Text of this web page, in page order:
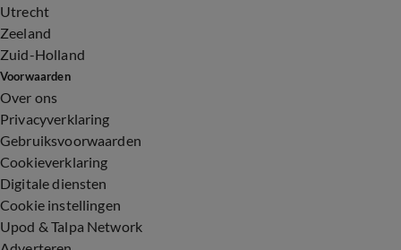
Utrecht
Zeeland
Zuid-Holland
Voorwaarden
Over ons
Privacyverklaring
Gebruiksvoorwaarden
Cookieverklaring
Digitale diensten
Cookie instellingen
Upod & Talpa Network